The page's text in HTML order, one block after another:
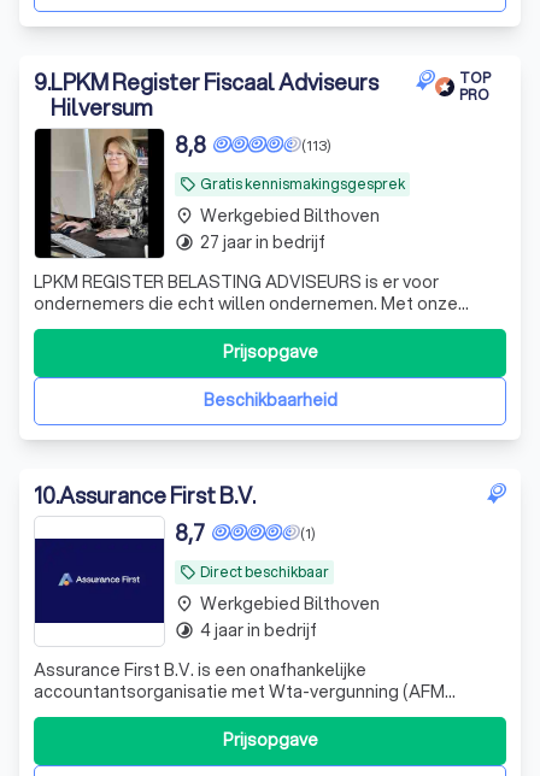
9.LPKM Register Fiscaal Adviseurs
Hilversum
TOP
PRO
local_offer Gratis kennismakingsgesprek
(113)
8,8
LPKM REGISTER BELASTING ADVISEURS is er voor
ondernemers die echt willen ondernemen. Met onze
jarenlange ervaring, ook als ondernemer, ondersteunen
Beschikbaarheid
Prijsopgave
place Werkgebied Bilthoven
timelapse 27 jaar in bedrijf
10.Assurance First B.V.
local_offer Direct beschikbaar
(1)
8,7
Assurance First B.V. is een onafhankelijke
accountantsorganisatie met Wta-vergunning (AFM
13020201) en full-service partner in Audit & Assurance,
Advisory, Tax en Legal. Wij voeren wettelijke en vrijwillige
controles uit en leveren overige assurance-opdrachten
Prijsopgave
place Werkgebied Bilthoven
timelapse 4 jaar in bedrijf